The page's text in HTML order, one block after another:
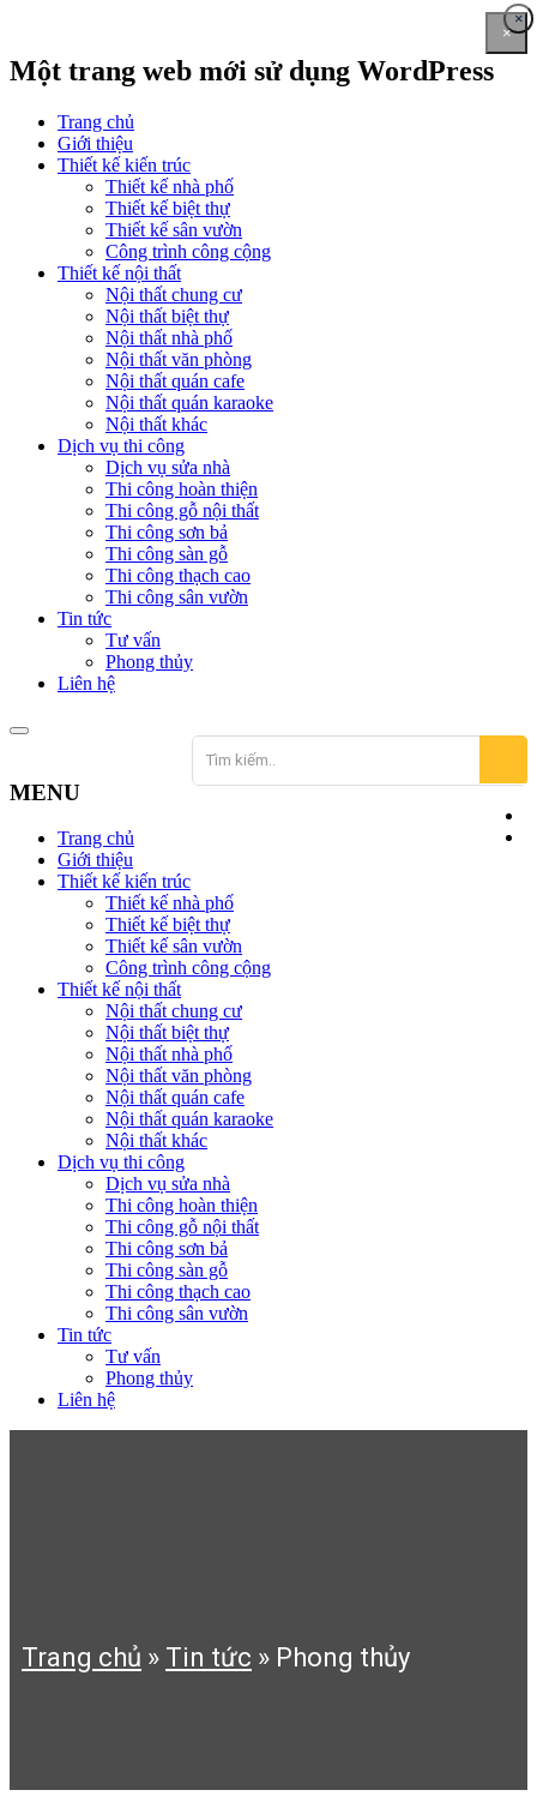
Một trang web mới sử dụng WordPress
Trang chủ
Giới thiệu
Thiết kế kiến trúc
Thiết kế nhà phố
Thiết kế biệt thự
Thiết kế sân vườn
Công trình công cộng
Thiết kế nội thất
Nội thất chung cư
Nội thất biệt thự
Nội thất nhà phố
Nội thất văn phòng
Nội thất quán cafe
Nội thất quán karaoke
Nội thất khác
Dịch vụ thi công
Dịch vụ sửa nhà
Thi công hoàn thiện
Thi công gỗ nội thất
Thi công sơn bả
Thi công sàn gỗ
Thi công thạch cao
Thi công sân vườn
Tin tức
Tư vấn
Phong thủy
Liên hệ
MENU
Trang chủ
Giới thiệu
Thiết kế kiến trúc
Thiết kế nhà phố
Thiết kế biệt thự
Thiết kế sân vườn
Công trình công cộng
Thiết kế nội thất
Nội thất chung cư
Nội thất biệt thự
Nội thất nhà phố
Nội thất văn phòng
Nội thất quán cafe
Nội thất quán karaoke
Nội thất khác
Dịch vụ thi công
Dịch vụ sửa nhà
Thi công hoàn thiện
Thi công gỗ nội thất
Thi công sơn bả
Thi công sàn gỗ
Thi công thạch cao
Thi công sân vườn
Tin tức
Tư vấn
Phong thủy
Liên hệ
Trang chủ » Tin tức » Phong thủy
×
×